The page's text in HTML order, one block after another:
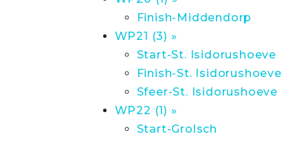
Finish-Middendorp
WP21 (3) »
Start-St. Isidorushoeve
Finish-St. Isidorushoeve
Sfeer-St. Isidorushoeve
WP22 (1) »
Start-Grolsch